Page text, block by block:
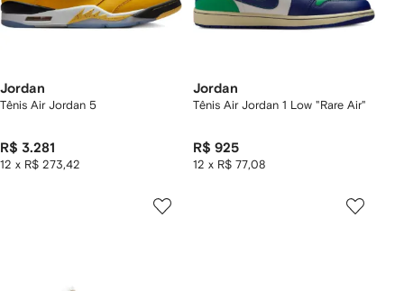
Jordan
Tênis Air Jordan 5
R$ 3.281
12 x R$ 273,42
Jordan
Tênis Air Jordan 1 Low "Rare Air"
R$ 925
12 x R$ 77,08